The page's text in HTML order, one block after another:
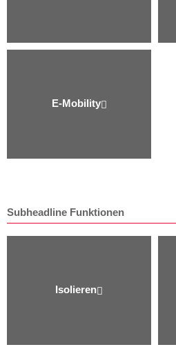
E-Mobility
Subheadline Funktionen
Isolieren